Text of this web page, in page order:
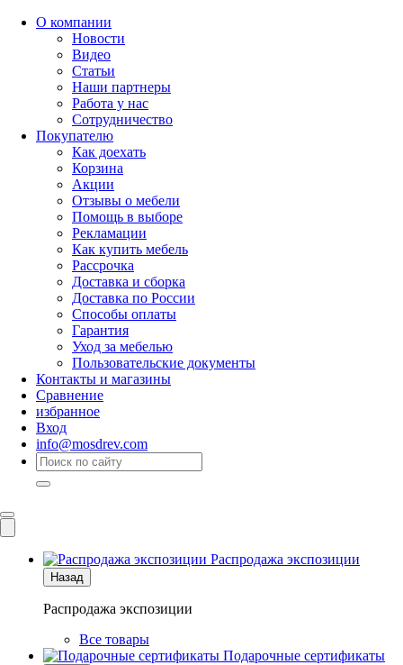
О компании
Новости
Видео
Статьи
Наши партнеры
Работа у нас
Сотрудничество
Покупателю
Как доехать
Корзина
Акции
Отзывы о мебели
Помощь в выборе
Рекламации
Как купить мебель
Рассрочка
Доставка и сборка
Доставка по России
Способы оплаты
Гарантия
Уход за мебелью
Пользовательские документы
Контакты и магазины
Сравнение
избранное
Вход
info@mosdrev.com
Распродажа экспозиции
Назад
Распродажа экспозиции
Все товары
Подарочные сертификаты